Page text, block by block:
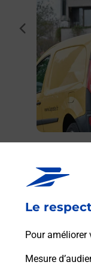
Le
Pour améliorer
Mesure
Vous
FOCH
proposées
En savoir